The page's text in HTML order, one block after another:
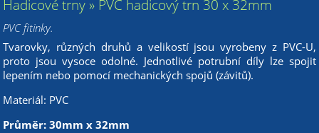
Hadicové trny » PVC hadicový trn 30 x 32mm
PVC fitinky.
Tvarovky, různých druhů a velikostí jsou vyrobeny z PVC-U,
proto jsou vysoce odolné. Jednotlivé potrubní díly lze spojit
lepením nebo pomocí mechanických spojů (závitů).
Materiál: PVC
Průměr: 30mm x 32mm